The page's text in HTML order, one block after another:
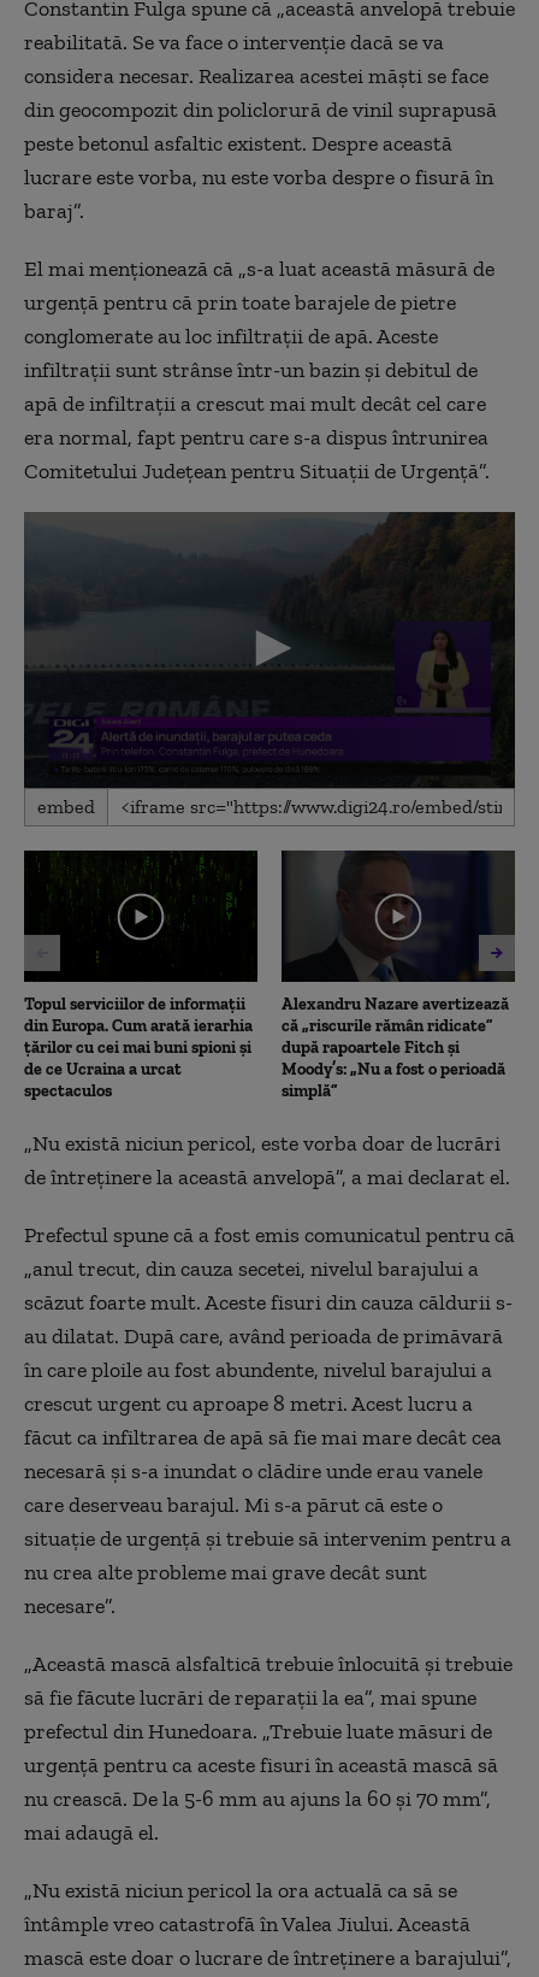
Constantin Fulga spune că „această anvelopă trebuie
reabilitată. Se va face o intervenție dacă se va
considera necesar. Realizarea acestei măști se face
din geocompozit din policlorură de vinil suprapusă
peste betonul asfaltic existent. Despre această
lucrare este vorba, nu este vorba despre o fisură în
baraj”.
El mai menționează că „s-a luat această măsură de
urgență pentru că prin toate barajele de pietre
conglomerate au loc infiltrații de apă. Aceste
infiltrații sunt strânse într-un bazin și debitul de
apă de infiltrații a crescut mai mult decât cel care
era normal, fapt pentru care s-a dispus întrunirea
Comitetului Județean pentru Situații de Urgență”.
0
seconds
6
minutes,
seconds
embed
Topul serviciilor de informații
din Europa. Cum arată ierarhia
țărilor cu cei mai buni spioni și
de ce Ucraina a urcat
spectaculos
Alexandru Nazare avertizează
că „riscurile rămân ridicate”
după rapoartele Fitch și
Moody’s: „Nu a fost o perioadă
simplă”
„Nu există niciun pericol, este vorba doar de lucrări
de întreținere la această anvelopă”, a mai declarat el.
Prefectul spune că a fost emis comunicatul pentru că
„anul trecut, din cauza secetei, nivelul barajului a
scăzut foarte mult. Aceste fisuri din cauza căldurii s-
au dilatat. După care, având perioada de primăvară
în care ploile au fost abundente, nivelul barajului a
crescut urgent cu aproape 8 metri. Acest lucru a
făcut ca infiltrarea de apă să fie mai mare decât cea
necesară și s-a inundat o clădire unde erau vanele
care deserveau barajul. Mi s-a părut că este o
situație de urgență și trebuie să intervenim pentru a
nu crea alte probleme mai grave decât sunt
necesare”.
„Această mască alsfaltică trebuie înlocuită și trebuie
să fie făcute lucrări de reparații la ea”, mai spune
prefectul din Hunedoara. „Trebuie luate măsuri de
urgență pentru ca aceste fisuri în această mască să
nu crească. De la 5-6 mm au ajuns la 60 și 70 mm”,
mai adaugă el.
„Nu există niciun pericol la ora actuală ca să se
întâmple vreo catastrofă în Valea Jiului. Această
mască este doar o lucrare de întreținere a barajului”,